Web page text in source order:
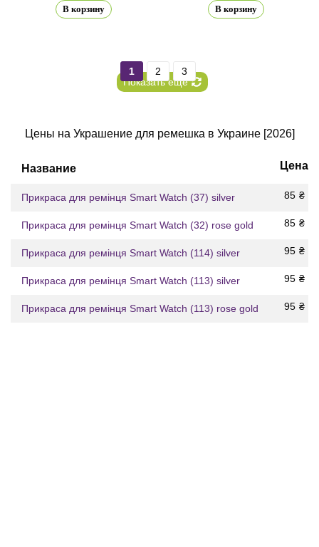
В корзину В корзину
Показать еще
1 2 3
Цены на Украшение для ремешка в Украине [2026]
Название Цена
Прикраса для ремінця Smart Watch (37) silver 85 ₴
Прикраса для ремінця Smart Watch (32) rose gold 85 ₴
Прикраса для ремінця Smart Watch (114) silver 95 ₴
Прикраса для ремінця Smart Watch (113) silver 95 ₴
Прикраса для ремінця Smart Watch (113) rose gold 95 ₴